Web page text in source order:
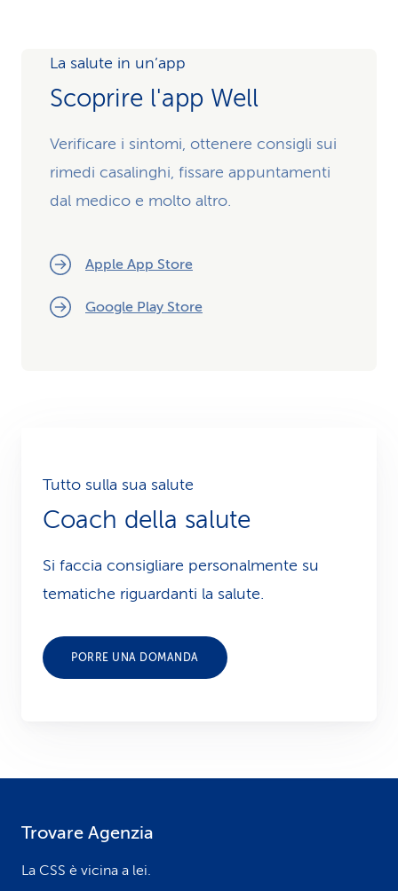
La salute in un’app
Scoprire l'app Well
Verificare i sintomi, ottenere consigli sui
rimedi casalinghi, fissare appuntamenti
dal medico e molto altro.
Apple App Store
Google Play Store
Tutto sulla sua salute
Coach della salute
Si faccia consigliare personalmente su
tematiche riguardanti la salute.
PORRE UNA DOMANDA
Trovare Agenzia
La CSS è vicina a lei.